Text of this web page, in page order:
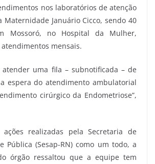
nos laboratórios de atenção
Maternidade Januário Cicco, sendo 40
Mossoró, no Hospital da Mulher,
mensais.
atender uma fila – subnotificada – de
espera do atendimento ambulatorial
cirúrgico da Endometriose”,
realizadas pela Secretaria de
Pública (Sesap-RN) como um todo, a
órgão ressaltou que a equipe tem